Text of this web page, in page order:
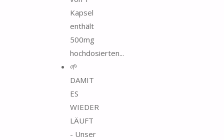
Kapsel
enthält
500mg
hochdosierten...
🌱
DAMIT
ES
WIEDER
LÄUFT
- Unser